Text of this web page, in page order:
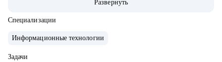
• Обучение и сертификаты:
• 2024 — ITSM. Основы управления ИТ-услугами
• 2022 — «Поколение Python: курс для начинающих»
• 2021 — Kanban System Design, Professional Scrum Master
Развернуть
Специализации
Информационные технологии
Задачи